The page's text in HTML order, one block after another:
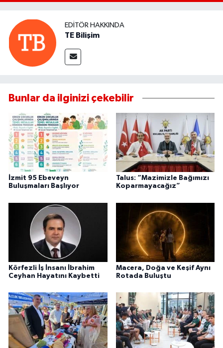
EDITÖR HAKKINDA
TE Bilişim
Bunlar da ilginizi çekebilir
İzmit 95 Ebeveyn
Buluşmaları Başlıyor
Talus: “Mazimizle Bağımızı
Koparmayacağız”
Körfezli İş İnsanı İbrahim
Ceyhan Hayatını Kaybetti
Macera, Doğa ve Keşif Aynı
Rotada Buluştu